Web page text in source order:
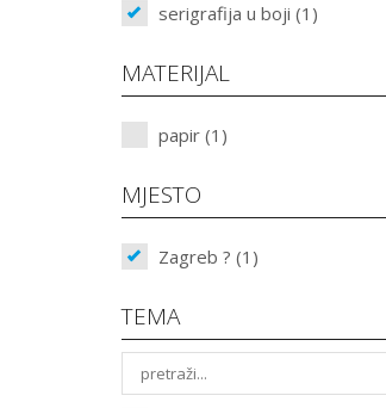
serigrafija u boji (1)
MATERIJAL
papir (1)
MJESTO
Zagreb ? (1)
TEMA